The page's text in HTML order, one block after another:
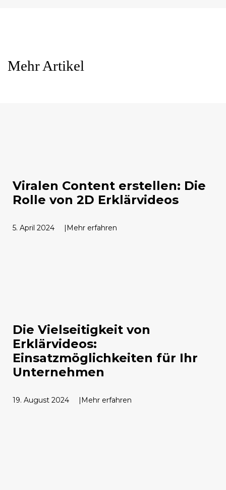
Mehr Artikel
Viralen Content erstellen: Die
Rolle von 2D Erklärvideos
5. April 2024 Mehr erfahren
Die Vielseitigkeit von
Erklärvideos:
Einsatzmöglichkeiten für Ihr
Unternehmen
19. August 2024 Mehr erfahren